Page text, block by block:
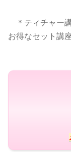
＊ティチャー
お得なセット講